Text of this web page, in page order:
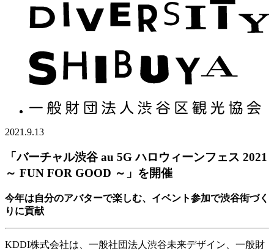
2021.9.13
「バーチャル渋谷 au 5G ハロウィーンフェス 2021
～ FUN FOR GOOD ～」を開催
今年は自分のアバターで楽しむ、イベント参加で渋谷街づく
りに貢献
KDDI株式会社は、一般社団法人渋谷未来デザイン、一般財